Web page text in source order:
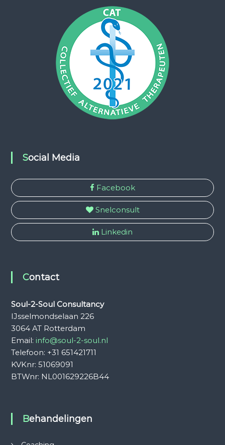
Social Media
Facebook
Snelconsult
Linkedin
Contact
Soul-2-Soul Consultancy
IJsselmondselaan 226
3064 AT Rotterdam
Email: info@soul-2-soul.nl
Telefoon: +31 651421711
KVKnr: 51069091
BTWnr: NL001629226B44
Behandelingen